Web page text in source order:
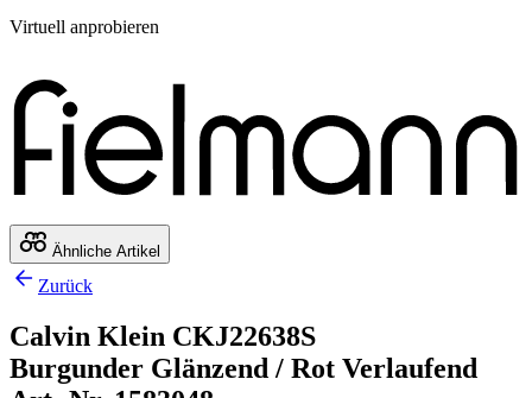
Virtuell anprobieren
Ähnliche Artikel
Zurück
Calvin Klein CKJ22638S
Burgunder Glänzend / Rot Verlaufend